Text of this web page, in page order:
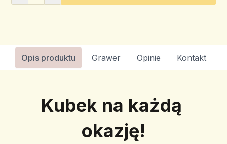
Opis produktu Grawer Opinie Kontakt
Kubek na każdą
okazję!